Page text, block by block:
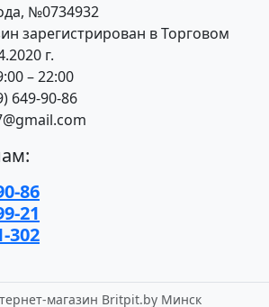
№0734932
зарегистрирован в Торговом
г.
– 22:00
649-90-86
86
21
302
магазин Britpit.by Минск